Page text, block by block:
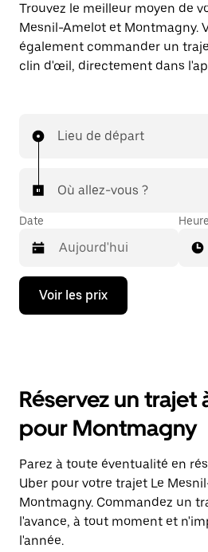
Trouvez le meilleur moyen de
Mesnil-Amelot et Montmagny.
également commander un
clin d'œil, directement dans
Lieu de départ
Où allez-vous ?
Date
Appuyez
la
ouvrir
calendrier
et
sélectionner
une
date.
Appuyez
sur
la
touche
Heure
Voir les prix
Réservez un trajet
pour Montmagny
Parez à toute éventualité en
Uber pour votre trajet Le
Montmagny. Commandez un
l'avance, à tout moment et
l'année.